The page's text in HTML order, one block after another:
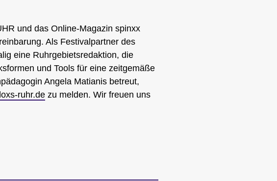
und das Online-Magazin spinxx
Als Festivalpartner des
eine Ruhrgebietsredaktion, die
und Tools für eine zeitgemäße
Angela Matianis betreut,
ruhr.de zu melden. Wir freuen uns